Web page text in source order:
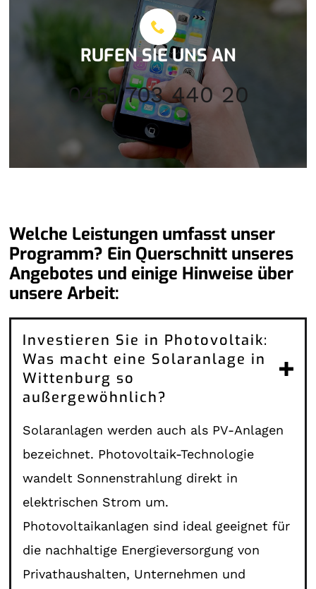
RUFEN SIE UNS AN
0451 703 440 20
Welche Leistungen umfasst unser
Programm? Ein Querschnitt unseres
Angebotes und einige Hinweise über
unsere Arbeit:
Investieren Sie in Photovoltaik:
Was macht eine Solaranlage in
Wittenburg so
außergewöhnlich?
Solaranlagen werden auch als PV-Anlagen
bezeichnet. Photovoltaik-Technologie
wandelt Sonnenstrahlung direkt in
elektrischen Strom um.
Photovoltaikanlagen sind ideal geeignet für
die nachhaltige Energieversorgung von
Privathaushalten, Unternehmen und